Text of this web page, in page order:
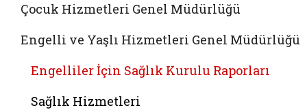
Çocuk Hizmetleri Genel Müdürlüğü
Engelli ve Yaşlı Hizmetleri Genel Müdürlüğü
Engelliler İçin Sağlık Kurulu Raporları
Sağlık Hizmetleri